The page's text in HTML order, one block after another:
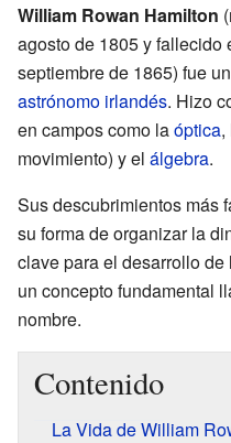
William Rowan Hamilton
agosto de 1805 y fallecido
septiembre de 1865) fue
astrónomo irlandés. Hizo
en campos como laóptica,
movimiento) y el álgebra.
Sus descubrimientos más
su forma de organizar la
clave para el desarrollo de
un concepto fundamental
nombre.
Contenido
La Vida de William